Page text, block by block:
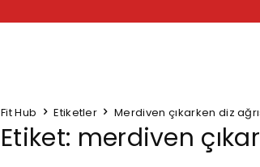
Fit Hub Etiketler Merdiven çıkarken diz
Etiket: merdiven